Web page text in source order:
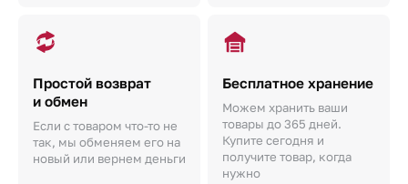
Простой возврат
и обмен
Если с товаром что-то не
так, мы обменяем его на
новый или вернем деньги
Бесплатное хранение
Можем хранить ваши
товары до 365 дней.
Купите сегодня и
получите товар, когда
нужно